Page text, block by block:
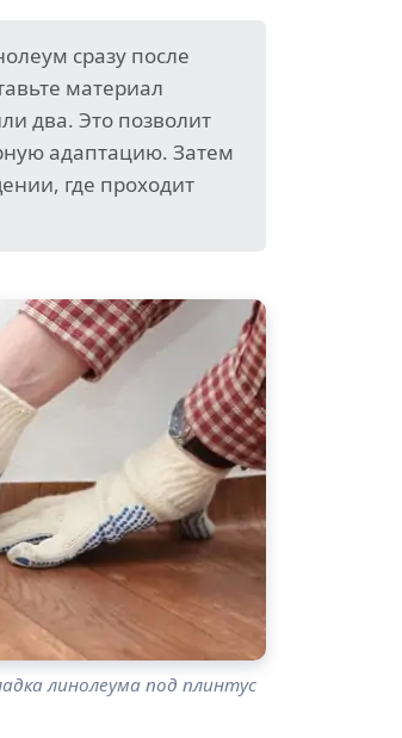
сразу после
материал
два. Это позволит
адаптацию. Затем
где проходит
линолеума под плинтус